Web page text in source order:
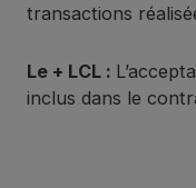
transactions
Le + LCL :
inclus dans le